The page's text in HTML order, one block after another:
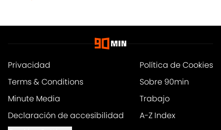
Terms & Conditions
Sobre 90min
Minute Media
Trabajo
Declaración de accesibilidad
A-Z Index
Cookies Settings